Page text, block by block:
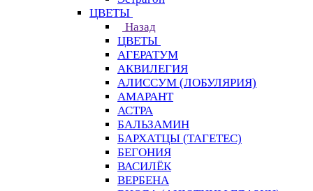
ЦВЕТЫ
Назад
ЦВЕТЫ
АГЕРАТУМ
АКВИЛЕГИЯ
АЛИССУМ (ЛОБУЛЯРИЯ)
АМАРАНТ
АСТРА
БАЛЬЗАМИН
БАРХАТЦЫ (ТАГЕТЕС)
БЕГОНИЯ
ВАСИЛЁК
ВЕРБЕНА